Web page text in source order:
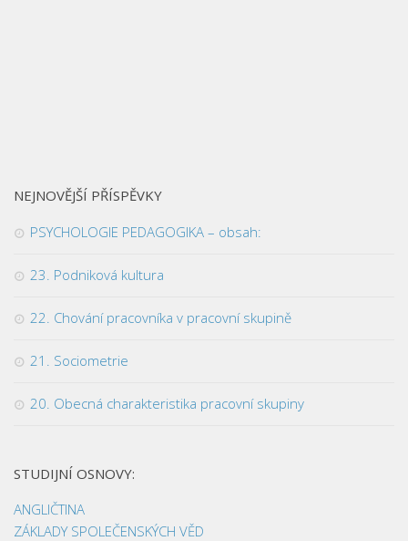
NEJNOVĚJŠÍ PŘÍSPĚVKY
PSYCHOLOGIE PEDAGOGIKA – obsah:
23. Podniková kultura
22. Chování pracovníka v pracovní skupině
21. Sociometrie
20. Obecná charakteristika pracovní skupiny
STUDIJNÍ OSNOVY:
ANGLIČTINA
ZÁKLADY SPOLEČENSKÝCH VĚD